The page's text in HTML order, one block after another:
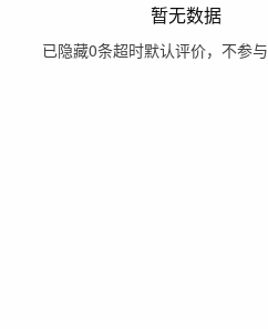
暂无数据
已隐藏0条超时默认评价，不参